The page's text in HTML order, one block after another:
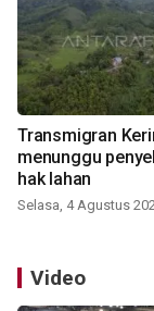
Transmigran
menunggu
hak lahan
Selasa, 4 Agustus
Video